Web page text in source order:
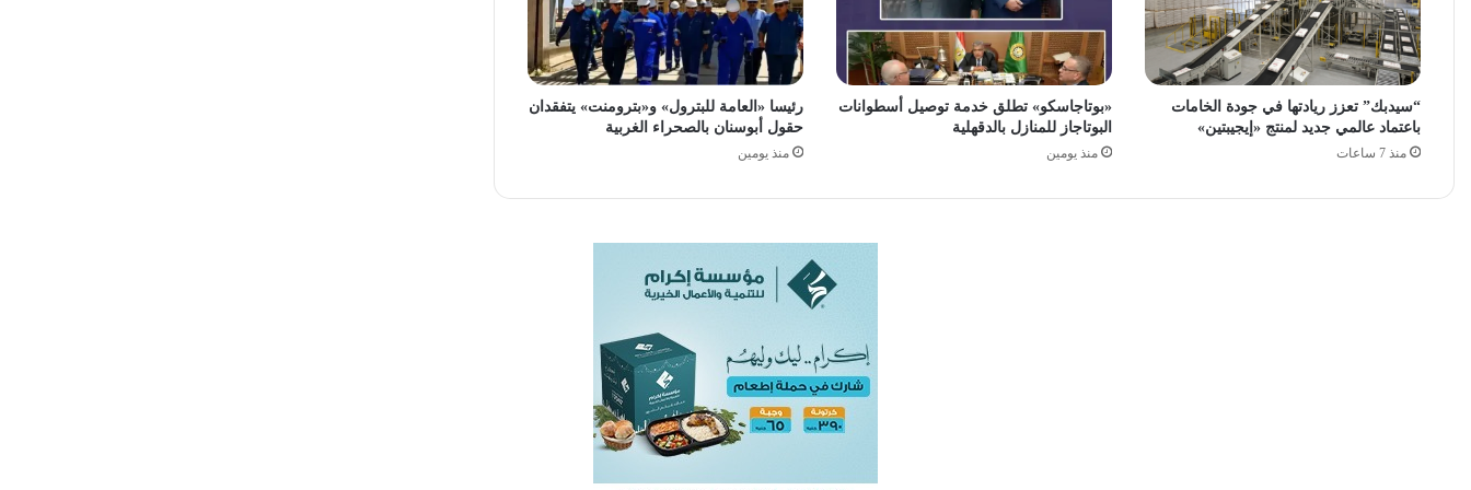
“سيدبك” تعزز ريادتها في جودة الخامات
باعتماد عالمي جديد لمنتج «إيجيبتين»
منذ 7 ساعات
«بوتاجاسكو» تطلق خدمة توصيل أسطوانات
البوتاجاز للمنازل بالدقهلية
منذ يومين
رئيسا «العامة للبترول» و«بترومنت» يتفقدان
حقول أبوسنان بالصحراء الغربية
منذ يومين